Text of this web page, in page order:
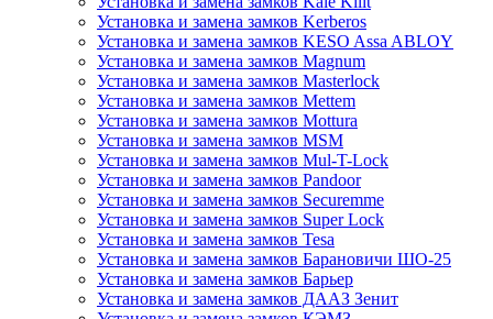
Установка и замена замков Kerberos
Установка и замена замков KESO Assa ABLOY
Установка и замена замков Magnum
Установка и замена замков Masterlock
Установка и замена замков Mettem
Установка и замена замков Mottura
Установка и замена замков MSM
Установка и замена замков Mul-T-Lock
Установка и замена замков Pandoor
Установка и замена замков Securemme
Установка и замена замков Super Lock
Установка и замена замков Tesa
Установка и замена замков Барановичи ШО-25
Установка и замена замков Барьер
Установка и замена замков ДААЗ Зенит